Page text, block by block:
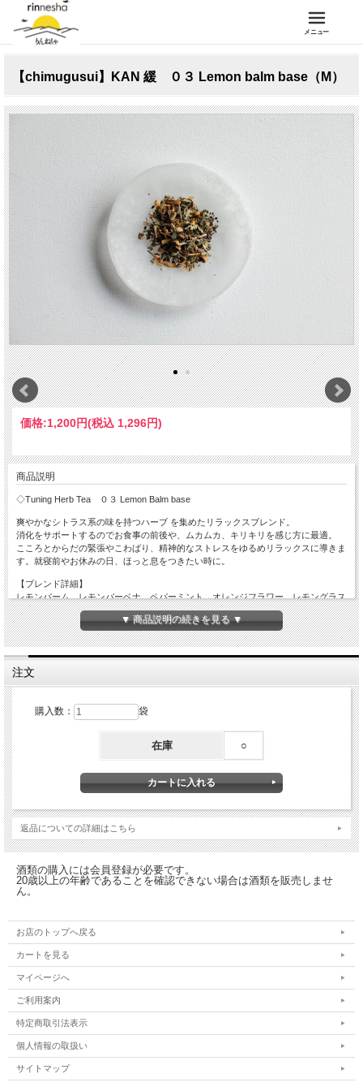
メニュー
【chimugusui】KAN 緩 ０３ Lemon balm base（M）
価格:1,200円(税込 1,296円)
商品説明
◇Tuning Herb Tea ０３ Lemon Balm base
爽やかなシトラス系の味を持つハーブ を集めたリラックスブレンド。
消化をサポートするのでお食事の前後や、ムカムカ、キリキリを感じ方に最適。
こころとからだの緊張やこわばり、精神的なストレスをゆるめリラックスに導きま
す。就寝前やお休みの日、ほっと息をつきたい時に。
【ブレンド詳細】
レモンバーム、レモンバーベナ、ペパーミント、オレンジフラワー、レモングラス
【容 量】１５g
【お召上がり方】
ティーカップ１杯に対してティースプーン山盛り１杯くらいの茶葉をティーポット
に入れ、熱湯を注いで３分から５分蒸らしてお飲みください。
▼ 商品説明の続きを見る ▼
注文
購入数： 袋
在庫 ○
返品についての詳細はこちら
酒類の購入には会員登録が必要です。
20歳以上の年齢であることを確認できない場合は酒類を販売しませ
ん。
お店のトップへ戻る
カートを見る
マイページへ
ご利用案内
特定商取引法表示
個人情報の取扱い
サイトマップ